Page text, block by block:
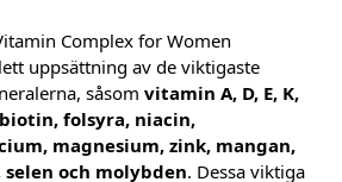
Complex for Women
uppsättning av de viktigaste
såsom vitamin A, D, E, K,
biotin, folsyra, niacin,
magnesium, zink, mangan,
selen och molybden. Dessa viktiga